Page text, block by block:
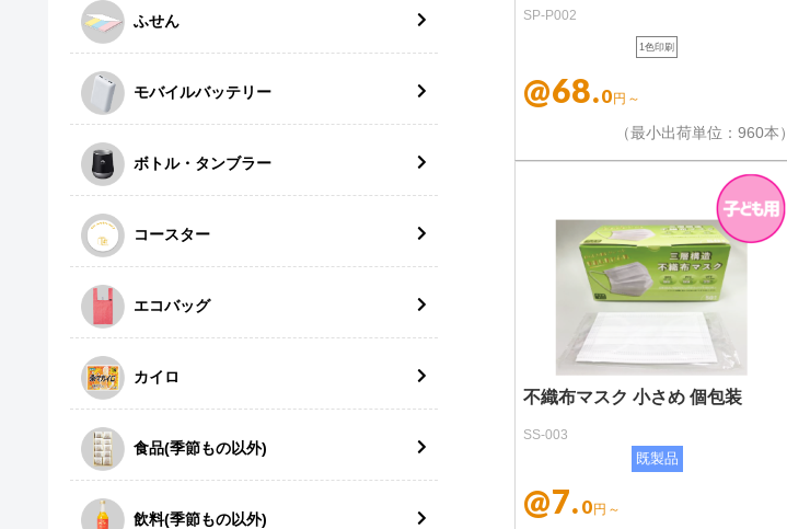
SP-P002
1色印刷
@68.0円～
（最小出荷単位：960本）
不織布マスク 小さめ 個包装
SS-003
既製品
@7. 0円～
ふせん
モバイルバッテリー
ボトル・タンブラー
コースター
エコバッグ
カイロ
食品(季節もの以外)
飲料(季節もの以外)